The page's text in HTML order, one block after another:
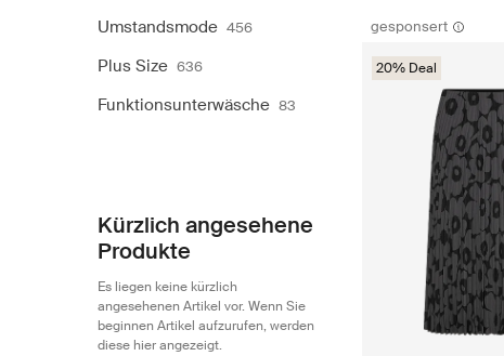
Umstandsmode 456
Plus Size 636
Funktionsunterwäsche 83
Kürzlich angesehene
Produkte
Es liegen keine kürzlich
angesehenen Artikel vor. Wenn Sie
beginnen Artikel aufzurufen, werden
diese hier angezeigt.
gesponsert
20% Deal